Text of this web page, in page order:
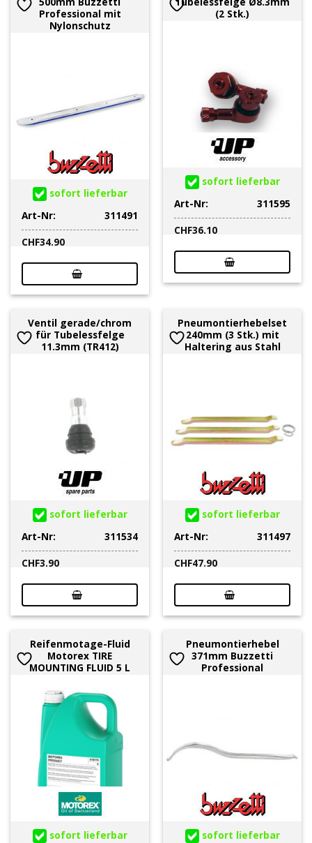
Professional mit
Nylonschutz
sofort lieferbar
Art-Nr:
311491
CHF34.90
(2 Stk.)
sofort lieferbar
Art-Nr:
311595
CHF36.10
Ventil gerade/chrom
für Tubelessfelge
11.3mm (TR412)
sofort lieferbar
Art-Nr:
311534
CHF3.90
Pneumontierhebelset
240mm (3 Stk.) mit
Haltering aus Stahl
sofort lieferbar
Art-Nr:
311497
CHF47.90
Reifenmotage-Fluid
Motorex TIRE
MOUNTING FLUID 5 L
sofort lieferbar
Pneumontierhebel
371mm Buzzetti
Professional
sofort lieferbar